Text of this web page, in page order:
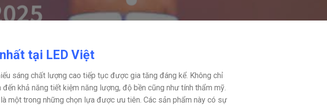
tại LED Việt
sáng chất lượng cao tiếp tục được gia tăng đáng kể. Không chỉ
khả năng tiết kiệm năng lượng, độ bền cũng như tính thẩm mỹ.
một trong những chọn lựa được ưu tiên. Các sản phẩm này có sự